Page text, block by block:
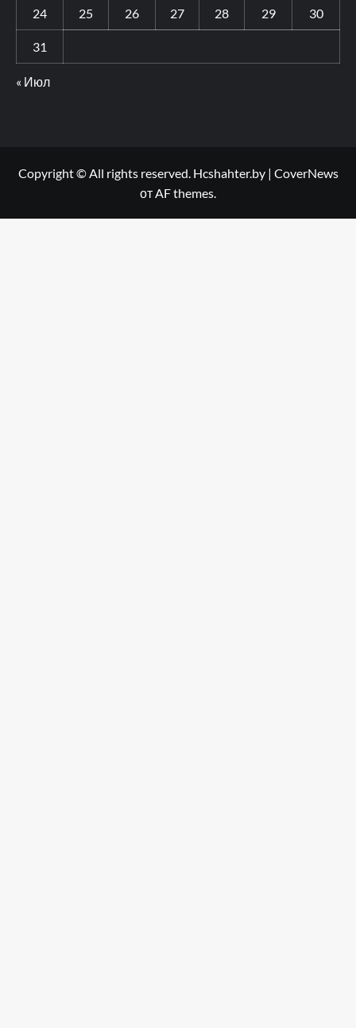
24 25 26 27 28 29 30
31
« Июл
Copyright © All rights reserved. Hcshahter.by | CoverNews
от AF themes.